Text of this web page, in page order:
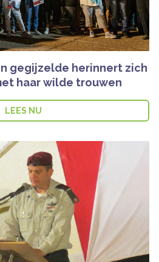
gegijzelde herinnert zich
haar wilde trouwen
LEES NU